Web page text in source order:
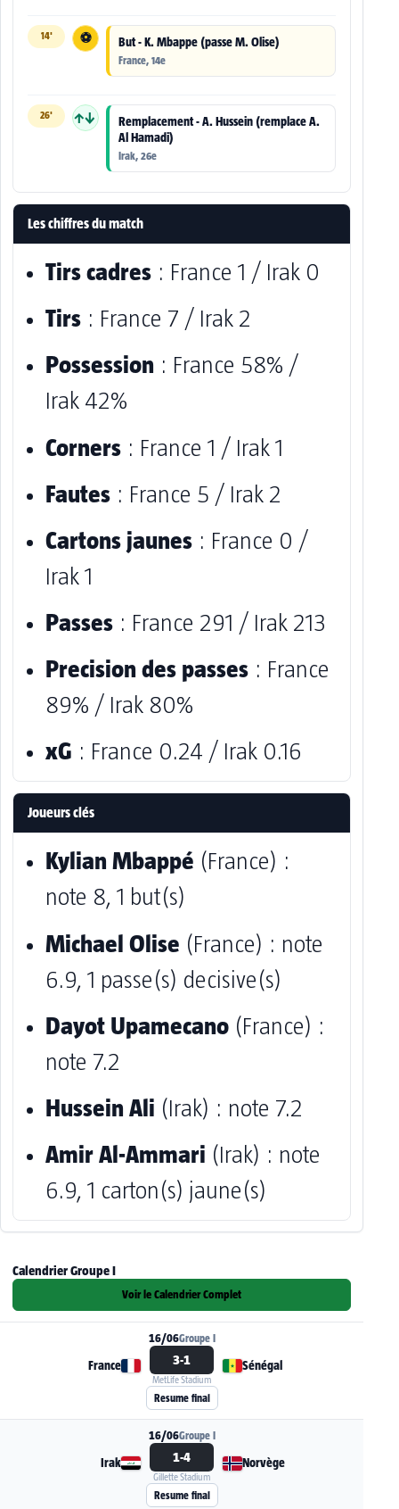
14' ⚽ But - K. Mbappe (passe M. Olise)
France, 14e
26' ↑↓
Remplacement - A. Hussein (remplace A.
Al Hamadi)
Irak, 26e
Les chiffres du match
Tirs cadres : France 1 / Irak 0
Tirs : France 7 / Irak 2
Possession : France 58% /
Irak 42%
Corners : France 1 / Irak 1
Fautes : France 5 / Irak 2
Cartons jaunes : France 0 /
Irak 1
Passes : France 291 / Irak 213
Precision des passes : France
89% / Irak 80%
xG : France 0.24 / Irak 0.16
Joueurs clés
Kylian Mbappé (France) :
note 8, 1 but(s)
Michael Olise (France) : note
6.9, 1 passe(s) decisive(s)
Dayot Upamecano (France) :
note 7.2
Hussein Ali (Irak) : note 7.2
Amir Al-Ammari (Irak) : note
6.9, 1 carton(s) jaune(s)
Calendrier Groupe I
Voir le Calendrier Complet
Voir la fiche du match France - Sénégal
16/06Groupe I
France 3-1
MetLife Stadium
Sénégal
Resume final
Voir la fiche du match Irak - Norvège
16/06Groupe I
Irak 1-4
Gillette Stadium
Norvège
Resume final